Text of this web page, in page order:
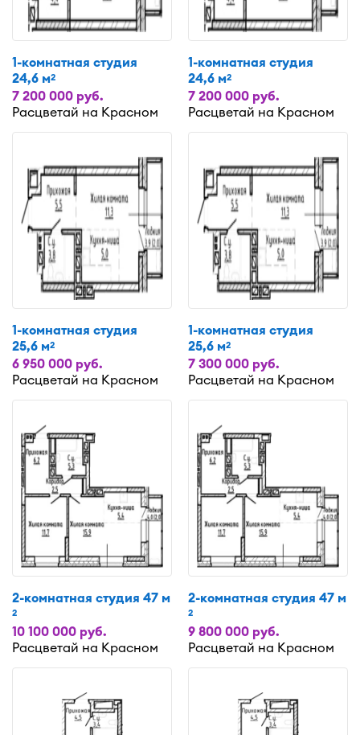
1-комнатная студия
24,6 м2
7 200 000 руб.
Расцветай на Красном
1-комнатная студия
24,6 м2
7 200 000 руб.
Расцветай на Красном
1-комнатная студия
25,6 м2
6 950 000 руб.
Расцветай на Красном
1-комнатная студия
25,6 м2
7 300 000 руб.
Расцветай на Красном
2-комнатная студия 47 м
2
10 100 000 руб.
Расцветай на Красном
2-комнатная студия 47 м
2
9 800 000 руб.
Расцветай на Красном